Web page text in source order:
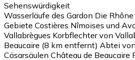
Sehenswürdigkeit
Wasserläufe des Gardon Die
Gebiete Costières Nîmoises und
Vallabrègues Korbflechter von
Beaucaire (8 km entfernt) Abtei
Cäsarsäulen Château de Beaucaire